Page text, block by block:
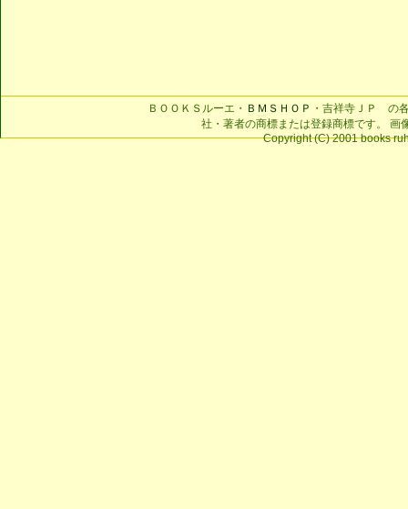
ＢＯＯＫＳルーエ・ ＢＭＳＨＯＰ ・吉祥寺ＪＰ の
社・著者の商標または登録商標です。 画
Copyright (C) 2001 books